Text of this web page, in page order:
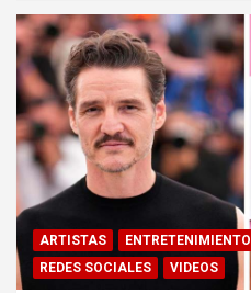
ARTISTAS ENTRETENIMIENTO
REDES SOCIALES
VIDEOS